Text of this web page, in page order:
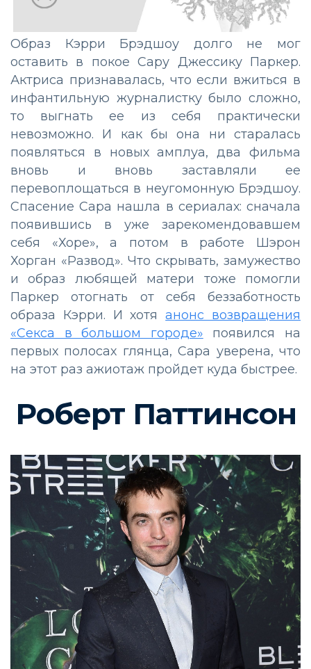
Образ Кэрри Брэдшоу долго не мог
оставить в покое Сару Джессику Паркер.
Актриса признавалась, что если вжиться в
инфантильную журналистку было сложно,
то выгнать ее из себя практически
невозможно. И как бы она ни старалась
появляться в новых амплуа, два фильма
вновь и вновь заставляли ее
перевоплощаться в неугомонную Брэдшоу.
Спасение Сара нашла в сериалах: сначала
появившись в уже зарекомендовавшем
себя «Хоре», а потом в работе Шэрон
Хорган «Развод». Что скрывать, замужество
и образ любящей матери тоже помогли
Паркер отогнать от себя беззаботность
образа Кэрри. И хотяанонс возвращения
«Секса в большом городе» появился на
первых полосах глянца, Сара уверена, что
на этот раз ажиотаж пройдет куда быстрее.
Роберт Паттинсон